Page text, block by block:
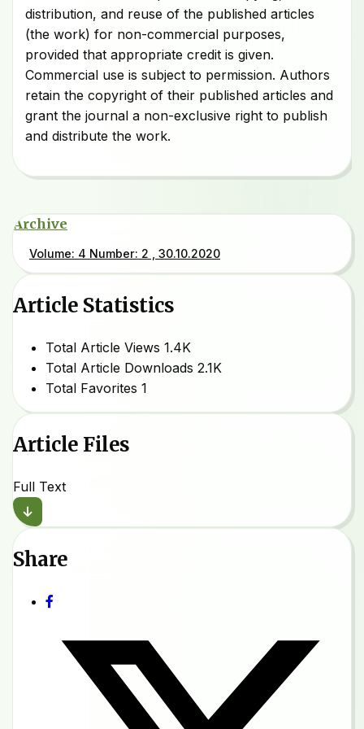
distribution, and reuse of the published articles
(the work) for non-commercial purposes,
provided that appropriate credit is given.
Commercial use is subject to permission. Authors
retain the copyright of their published articles and
grant the journal a non-exclusive right to publish
and distribute the work.
Archive
Volume: 4 Number: 2 , 30.10.2020
Article Statistics
Total Article Views 1.4K
Total Article Downloads 2.1K
Total Favorites 1
Article Files
Full Text
Share